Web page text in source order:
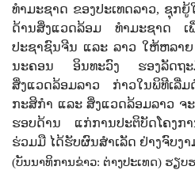
ທຳມະຊາດ ຂອງປະເທດລາວ, ຊຸກຍູ້
ດ້ານສິ່ງແວດລ້ອມ ທຳມະຊາດ ເ
ປະຊາຊົນຈີນ ແລະ ລາວ ໃຫ້ຫລາຍ
ນະຄອນ ອິນທະວົງ
ຮອງລັດຖ
ສິ່ງແວດລ້ອມລາວ ກ່າວໃນພິທີເລີ່ມ
ກະສິກຳ ແລະ ສິ່ງແວດລ້ອມລາວ
ຮອບດ້ານ ແກ່ການປະຕິບັດໂຄງ
ຮ່ວມມື ໄດ້ຮັບຜົນສຳເລັດ ຢ່າງຈົບງ
(ບັນນາທິການຂ່າວ: ຕ່າງປະເທດ) ຮຽບ